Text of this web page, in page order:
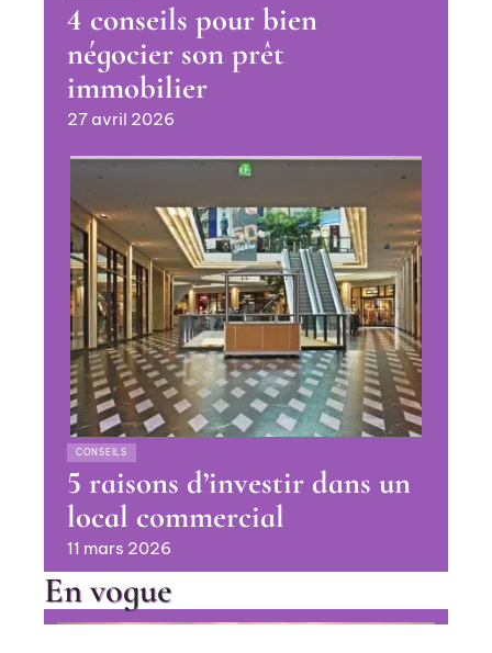
4 conseils pour bien
négocier son prêt
immobilier
27 avril 2026
CONSEILS
5 raisons d’investir dans un
local commercial
11 mars 2026
En vogue